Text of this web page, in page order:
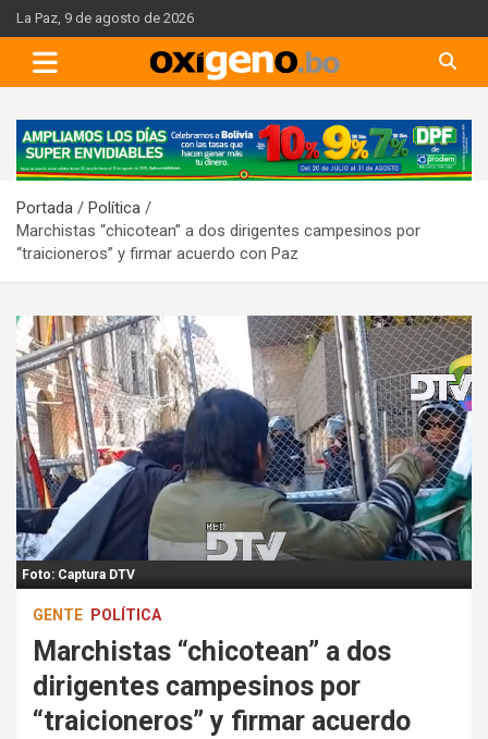
Skip
to
content
La Paz, 9 de agosto de 2026
A
d
e
r
t
s
e
m
e
n
t
:
Portada
Política
Marchistas “chicotean” a dos dirigentes campesinos por
“traicioneros” y firmar acuerdo con Paz
Foto: Captura DTV
GENTE POLÍTICA
Marchistas “chicotean” a dos
dirigentes campesinos por
“traicioneros” y firmar acuerdo